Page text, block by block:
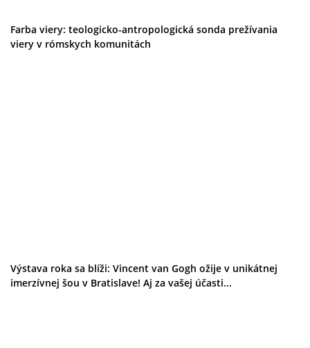
Ubytovanie
Pobyty
Farba viery: teologicko-antropologická sonda prežívania
viery v rómskych komunitách
Výstava roka sa blíži: Vincent van Gogh ožije v unikátnej
imerzívnej šou v Bratislave! Aj za vašej účasti...